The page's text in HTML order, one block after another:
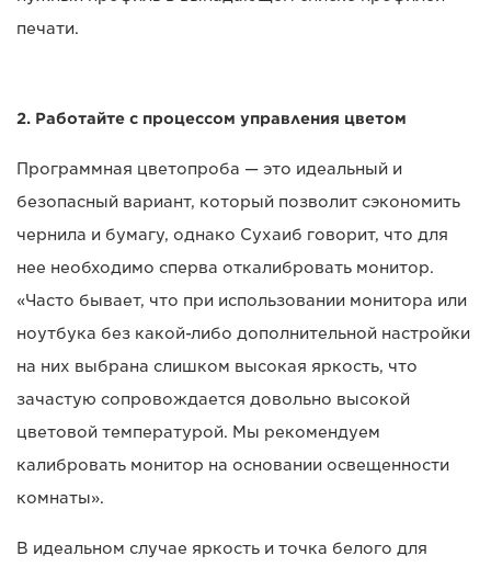
печати.
2. Работайте с процессом управления цветом
Программная цветопроба — это идеальный и
безопасный вариант, который позволит сэкономить
чернила и бумагу, однако Сухаиб говорит, что для
нее необходимо сперва откалибровать монитор.
«Часто бывает, что при использовании монитора или
ноутбука без какой-либо дополнительной настройки
на них выбрана слишком высокая яркость, что
зачастую сопровождается довольно высокой
цветовой температурой. Мы рекомендуем
калибровать монитор на основании освещенности
комнаты».
В идеальном случае яркость и точка белого для